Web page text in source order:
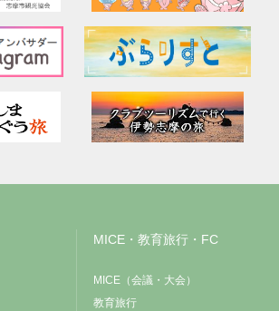
MICE・教育旅行・FC
MICE（会議・大会）
教育旅行